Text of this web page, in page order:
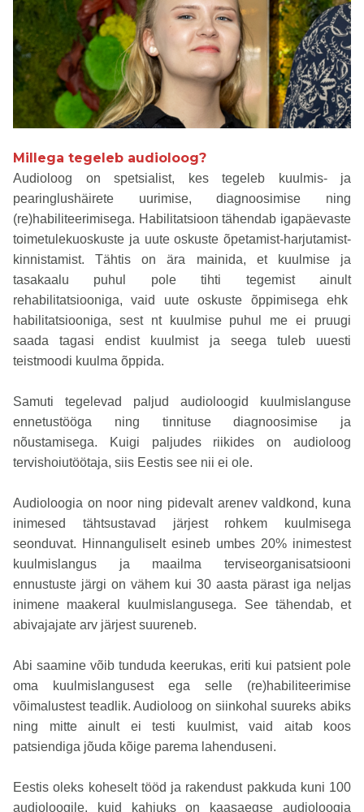
Millega tegeleb audioloog?
Audioloog on spetsialist, kes tegeleb kuulmis- ja
pearinglushäirete uurimise, diagnoosimise ning
(re)habiliteerimisega. Habilitatsioon tähendab igapäevaste
toimetulekuoskuste ja uute oskuste õpetamist-harjutamist-
kinnistamist. Tähtis on ära mainida, et kuulmise ja
tasakaalu puhul pole tihti tegemist ainult
rehabilitatsiooniga, vaid uute oskuste õppimisega ehk
habilitatsiooniga, sest nt kuulmise puhul me ei pruugi
saada tagasi endist kuulmist ja seega tuleb uuesti
teistmoodi kuulma õppida.
Samuti tegelevad paljud audioloogid kuulmislanguse
ennetustööga ning tinnituse diagnoosimise ja
nõustamisega. Kuigi paljudes riikides on audioloog
tervishoiutöötaja, siis Eestis see nii ei ole.
Audioloogia on noor ning pidevalt arenev valdkond, kuna
inimesed tähtsustavad järjest rohkem kuulmisega
seonduvat. Hinnanguliselt esineb umbes 20% inimestest
kuulmislangus ja maailma terviseorganisatsiooni
ennustuste järgi on vähem kui 30 aasta pärast iga neljas
inimene maakeral kuulmislangusega. See tähendab, et
abivajajate arv järjest suureneb.
Abi saamine võib tunduda keerukas, eriti kui patsient pole
oma kuulmislangusest ega selle (re)habiliteerimise
võimalustest teadlik. Audioloog on siinkohal suureks abiks
ning mitte ainult ei testi kuulmist, vaid aitab koos
patsiendiga jõuda kõige parema lahenduseni.
Eestis oleks koheselt tööd ja rakendust pakkuda kuni 100
audioloogile, kuid kahjuks on kaasaegse audioloogia